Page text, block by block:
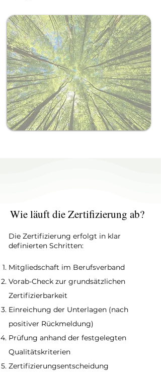
Wie läuft die Zertifizierung ab?
Die Zertifizierung erfolgt in klar
definierten Schritten:
Mitgliedschaft im Berufsverband
Vorab-Check zur grundsätzlichen
Zertifizierbarkeit
Einreichung der Unterlagen (nach
positiver Rückmeldung)
Prüfung anhand der festgelegten
Qualitätskriterien
Zertifizierungsentscheidung